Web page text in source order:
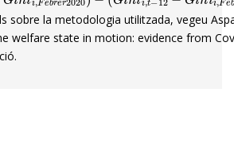
sobre la metodologia utilitzada, vegeu
welfare state in motion: evidence from